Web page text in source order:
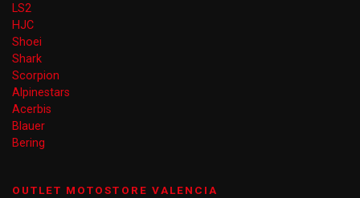
LS2
HJC
Shoei
Shark
Scorpion
Alpinestars
Acerbis
Blauer
Bering
OUTLET MOTOSTORE VALENCIA